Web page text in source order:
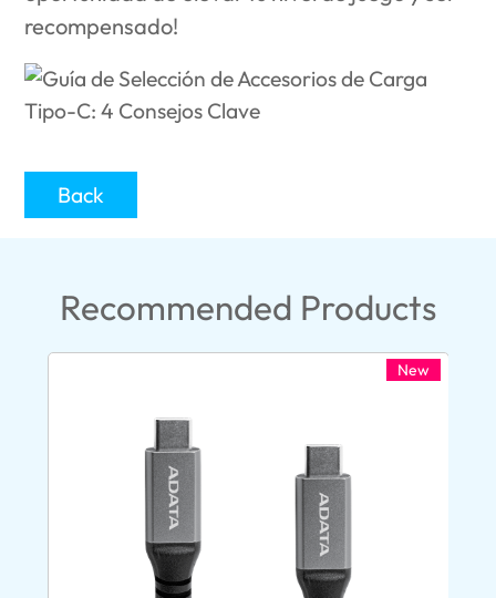
recompensado!
Back
Recommended Products
New